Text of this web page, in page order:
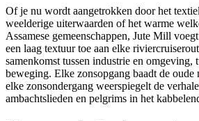
Of je nu wordt aangetrokken door het
weelderige uiterwaarden of het warme
Assamese gemeenschappen, Jute Mill
een laag textuur toe aan elke
samenkomst tussen industrie en omgeving,
beweging. Elke zonsopgang baadt de
elke zonsondergang weerspiegelt de
ambachtslieden en pelgrims in het